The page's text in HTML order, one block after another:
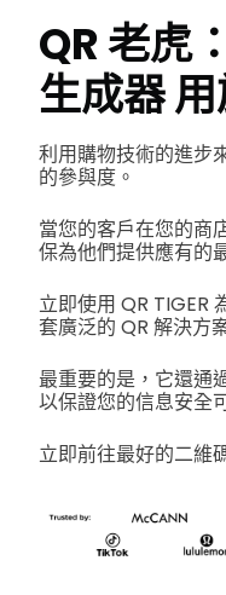
QR 老虎：
生成器用
利用購物技術的進步
的參與度。
當您的客戶在您的商
保為他們提供應有的
立即使用 QR TIGER
套廣泛的 QR 解決方
最重要的是，它還通
以保證您的信息安全
立即前往最好的二維